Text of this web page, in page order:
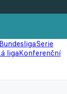
BundesligaSerie
ligaKonferenční